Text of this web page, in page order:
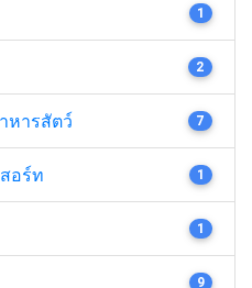
1
2
หารสัตว์ 7
อร์ท 1
1
9